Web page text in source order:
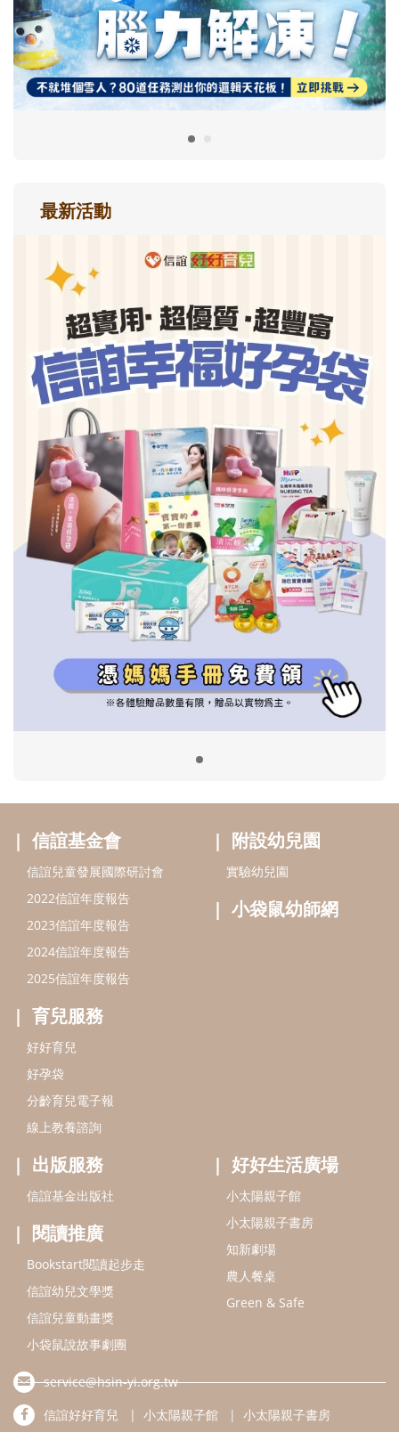
信誼基金會
2022信誼年度報告
2023信誼年度報告
2024信誼年度報告
好孕袋
分齡育兒電子報
線上教養諮詢
附設幼兒園
小袋鼠幼師網
出版服務
信誼基金出版社
閱讀推廣
Bookstart閱讀起步走
信誼幼兒文學獎
信誼兒童動畫獎
小袋鼠說故事劇團
service@hsin-yi.org.tw
信誼好好育兒
小太陽親子書房
(02)2396-5305轉2345 (週一～週五 9:00～18:00)
認識信誼 合作洽談 智慧財產權聲明
本網站建議使用IE9(含以上)或 Google Chrome 版本瀏覽器
信誼基金會/上誼文化實業股份有限公司 版權所有 ©